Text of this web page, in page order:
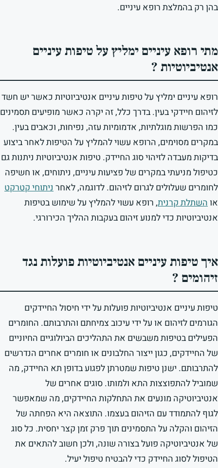
בהן רק בהמלצת רופא עיניים.
מתי רופא עיניים ימליץ על טיפות עיניים
אנטיביוטיות ?
רופא עיניים ימליץ על טיפות עיניים אנטיביוטיות כאשר יש חשד
לזיהום חיידקי בעין. בדרך כלל, זה יקרה כאשר מופיעים תסמינים
כמו הפרשות מוגלתיות, אדמומיות עזה, נפיחות, וכאבים בעין.
במקרים מסוימים, הרופא עשוי להמליץ על הטיפות לאחר ביצוע
בדיקות מעבדה לזיהוי סוג החיידק. טיפות אנטיביוטיות ניתנות גם
כטיפול מניעתי במקרים של פציעות עיניים, ניתוחים, או חשיפה
לחומרים שעלולים לגרום לזיהום. לדוגמה, לאחרניתוחי קטרקט
אוהשתלת קרנית, רופא עשוי להמליץ על שימוש בטיפות
אנטיביוטיות כדי למנוע זיהום בעקבות ההליך הכירורגי.
איך טיפות עיניים אנטיביוטיות פועלות נגד
זיהומים ?
טיפות עיניים אנטיביוטיות פועלות על ידי חיסול החיידקים
הגורמים לזיהום או על ידי עיכוב צמיחתם והתרבותם. החומרים
הפעילים בטיפות משבשים את התהליכים הביולוגיים החיוניים
של החיידקים, כגון ייצור החלבונים או חומרים אחרים הנדרשים
להתרבותם. ישנן טיפות שמטרתן לפגוע בדופן תא החיידק, מה
שמוביל להתפוצצות התא ולמותו. סוגים אחרים של
אנטיביוטיקה מונעים את התחלקות החיידקים, מה שמאפשר
לגוף להתמודד עם הזיהום בעצמו. התוצאה היא הפחתה של
הזיהום והקלה על התסמינים תוך פרק זמן קצר יחסית. כל סוג
של אנטיביוטיקה פועל בצורה שונה, ולכן חשוב להתאים את
הטיפול לסוג החיידק כדי להבטיח טיפול יעיל.